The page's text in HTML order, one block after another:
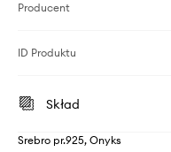
Producent
ID Produktu
Skład
Srebro pr.925, Onyks